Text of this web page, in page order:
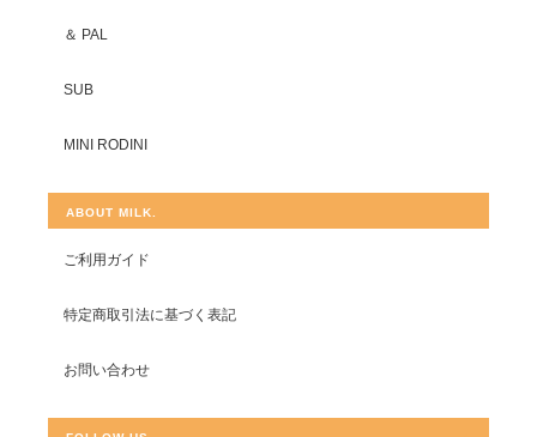
＆ PAL
SUB
MINI RODINI
ABOUT MILK.
ご利用ガイド
特定商取引法に基づく表記
お問い合わせ